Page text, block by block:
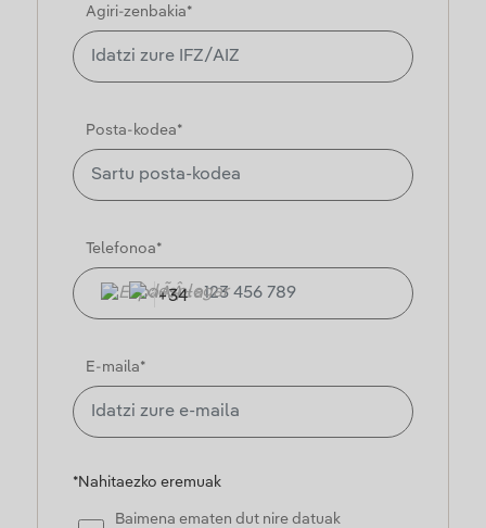
Agiri-zenbakia*
Posta-kodea*
Telefonoa*
+34
E-maila*
*Nahitaezko eremuak
Baimena ematen dut nire datuak